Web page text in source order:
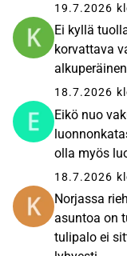
19.7.2026
Ei kyllä
korvattava
18.7.2026
Eikö nuo
olla myös
18.7.2026
Norjassa
asuntoa on
tulipalo ei